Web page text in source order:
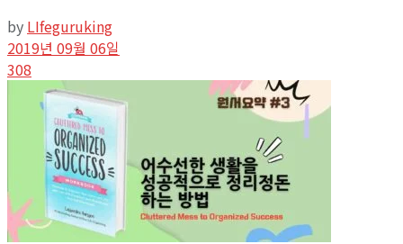
by LIfeguruking
2019년 09월 06일
308